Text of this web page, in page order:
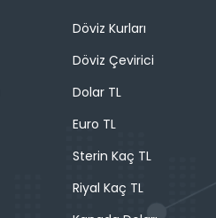
Döviz Kurları
Döviz Çevirici
Dolar TL
Euro TL
Sterin Kaç TL
Riyal Kaç TL